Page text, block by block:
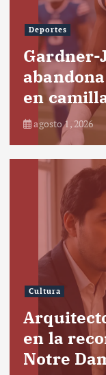
Deportes
Gardner-
en
agosto 1, 2026
Cultura
en la
Notre